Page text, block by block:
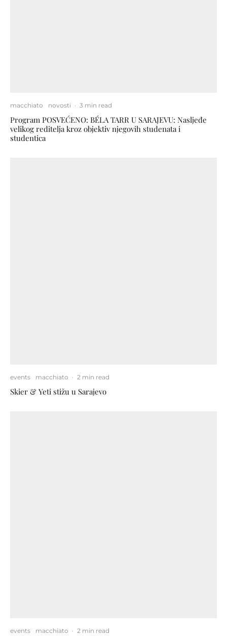
macchiato novosti · 3 min read
Program POSVEĆENO: BÉLA TARR U SARAJEVU: Nasljeđe
velikog reditelja kroz objektiv njegovih studenata i
studentica
events macchiato · 2 min read
Skier & Yeti stižu u Sarajevo
events macchiato · 2 min read